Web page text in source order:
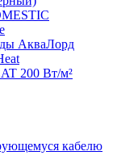
АкваЛорд
200 Вт/м²
кабелю